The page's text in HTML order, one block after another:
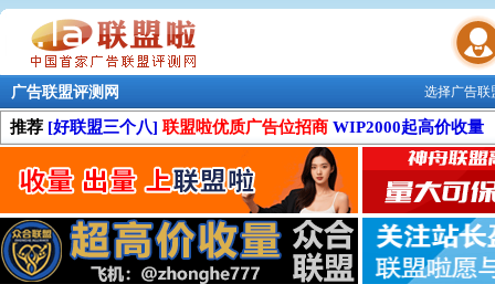
联盟学院
选择广告
广告联盟评测网
推荐 [好联盟三个八] 联盟啦优质广告位招商 WIP2000起高价收量